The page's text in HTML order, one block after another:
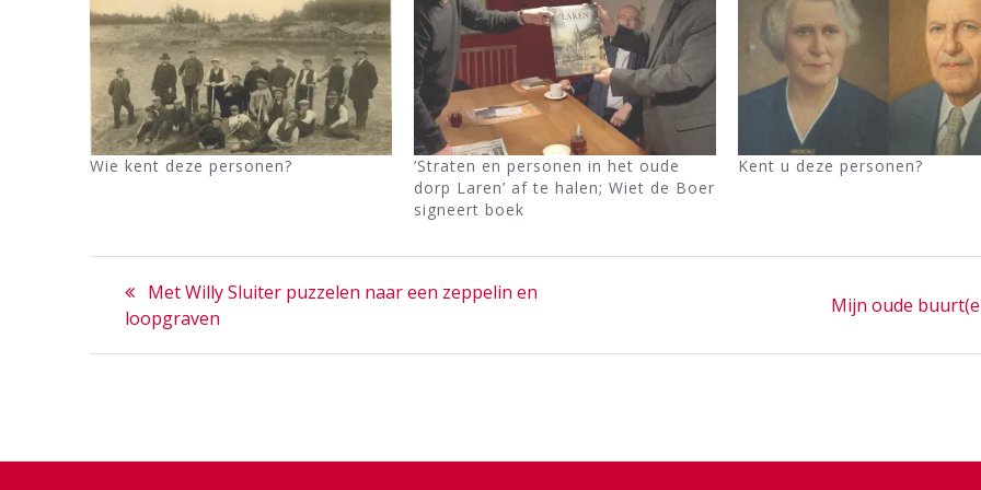
Wie kent deze personen?
‘Straten en personen in het oude
dorp Laren’ af te halen; Wiet de Boer
signeert boek
Kent u deze personen?
Bericht
navigatie
Previous
post:
Met Willy Sluiter puzzelen naar een zeppelin en
loopgraven
Next
Mijn oude